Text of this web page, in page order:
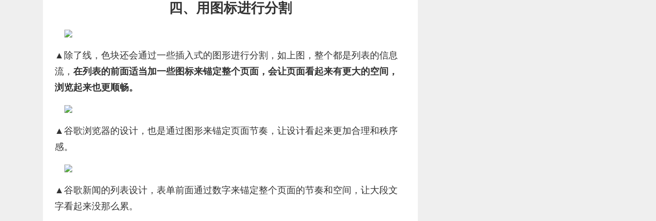
四、用图标进行分割
▲除了线，色块还会通过一些插入式的图形进行分割，如上图，整个都是列表的信息
流， 在列表的前面适当加一些图标来锚定整个页面，会让页面看起来有更大的空间，
浏览起来也更顺畅。
▲谷歌浏览器的设计，也是通过图形来锚定页面节奏，让设计看起来更加合理和秩序
感。
▲谷歌新闻的列表设计，表单前面通过数字来锚定整个页面的节奏和空间，让大段文
字看起来没那么累。